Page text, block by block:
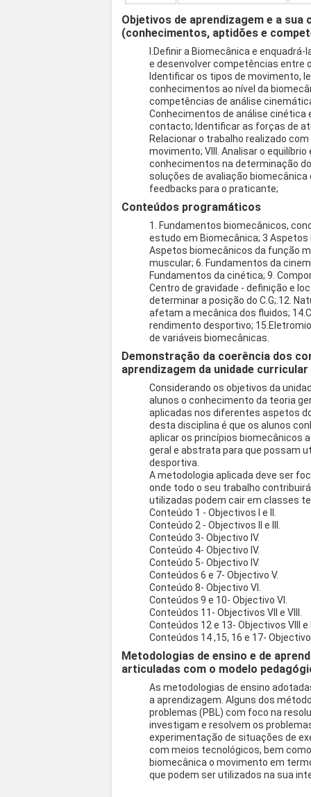
Objetivos de aprendizagem e a
(conhecimentos, aptidões e
I.Definir a Biomecânica e
e desenvolver competências entre
Identificar os tipos de movimento,
conhecimentos ao nível da
competências de análise
Conhecimentos de análise
contacto; Identificar as forças de
Relacionar o trabalho realizado
movimento; VIII. Analisar o
conhecimentos na determinação
soluções de avaliação
feedbacks para o praticante;
Conteúdos programáticos
1. Fundamentos biomecânicos,
estudo em Biomecânica; 3
Aspetos biomecânicos da função
muscular; 6. Fundamentos da
Fundamentos da cinética; 9.
Centro de gravidade - definição e
determinar a posição do C.G;.12.
afetam a mecânica dos fluidos;
rendimento desportivo;
de variáveis biomecânicas.
Demonstração da coerência dos
aprendizagem da unidade curricular
Considerando os objetivos da
alunos o conhecimento da teoria
aplicadas nos diferentes aspetos
desta disciplina é que os alunos
aplicar os princípios biomecânicos
geral e abstrata para que possam
desportiva.
A metodologia aplicada deve ser
onde todo o seu trabalho
utilizadas podem cair em classes
Conteúdo 1 - Objectivos I e II.
Conteúdo 2 - Objectivos II e III.
Conteúdo 3- Objectivo IV.
Conteúdo 4- Objectivo IV.
Conteúdo 5- Objectivo IV.
Conteúdos 6 e 7- Objectivo V.
Conteúdo 8- Objectivo VI.
Conteúdos 9 e 10- Objectivo VI.
Conteúdos 11- Objectivos VII e VIII.
Conteúdos 12 e 13- Objectivos VIII e
Conteúdos 14 ,15, 16 e 17-
Metodologias de ensino e de
articuladas com o modelo
As metodologias de ensino
a aprendizagem. Alguns dos
problemas (PBL) com foco na
investigam e resolvem os
experimentação de situações de
com meios tecnológicos, bem
biomecânica o movimento em
que podem ser utilizados na sua